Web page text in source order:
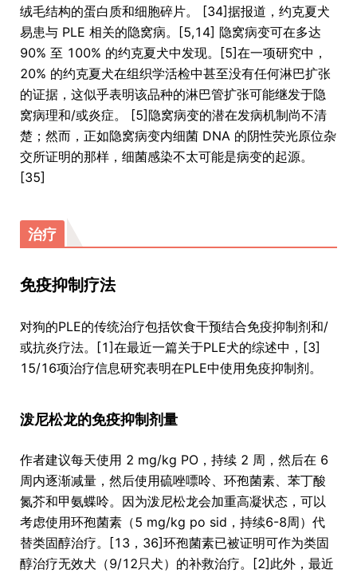
绒毛结构的蛋白质和细胞碎片。 [34]据报道，约克夏犬
易患与 PLE 相关的隐窝病。[5,14] 隐窝病变可在多达
90% 至 100% 的约克夏犬中发现。[5]在一项研究中，
20% 的约克夏犬在组织学活检中甚至没有任何淋巴扩张
的证据，这似乎表明该品种的淋巴管扩张可能继发于隐
窝病理和/或炎症。 [5]隐窝病变的潜在发病机制尚不清
楚；然而，正如隐窝病变内细菌 DNA 的阴性荧光原位杂
交所证明的那样，细菌感染不太可能是病变的起源。
[35]
治疗
免疫抑制疗法
对狗的PLE的传统治疗包括饮食干预结合免疫抑制剂和/
或抗炎疗法。[1]在最近一篇关于PLE犬的综述中，[3]
15/16项治疗信息研究表明在PLE中使用免疫抑制剂。
泼尼松龙的免疫抑制剂量
作者建议每天使用 2 mg/kg PO，持续 2 周，然后在 6
周内逐渐减量，然后使用硫唑嘌呤、环孢菌素、苯丁酸
氮芥和甲氨蝶呤。因为泼尼松龙会加重高凝状态，可以
考虑使用环孢菌素（5 mg/kg po sid，持续6-8周）代
替类固醇治疗。[13，36]环孢菌素已被证明可作为类固
醇治疗无效犬（9/12只犬）的补救治疗。[2]此外，最近